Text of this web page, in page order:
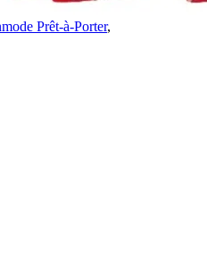
Prêt-à-Porter,